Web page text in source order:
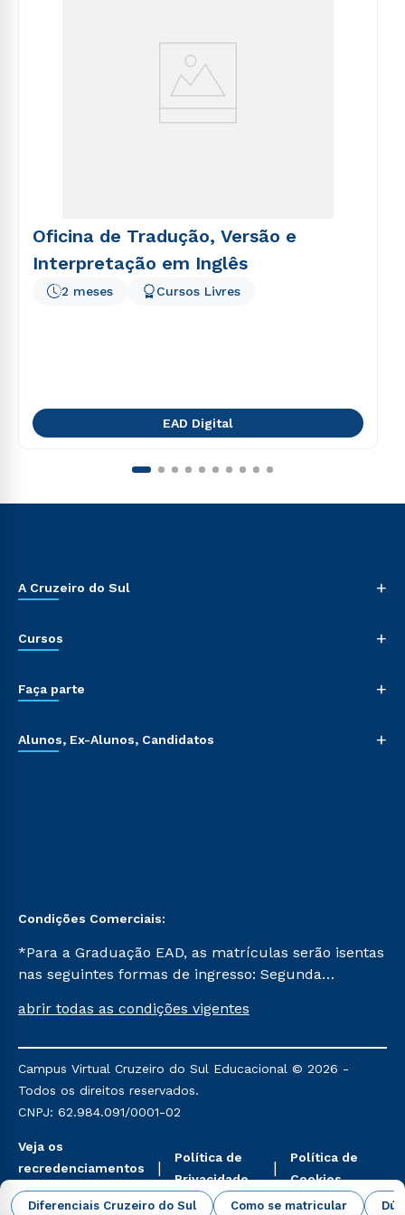
Diferenciais Cruzeiro do Sul Como se matricular
Oficina de Tradução, Versão e
Interpretação em Inglês
2 meses Cursos Livres
EAD Digital
A Cruzeiro do Sul +
Cursos +
Faça parte +
Alunos, Ex-Alunos, Candidatos +
Condições Comerciais:
*Para a Graduação EAD, as matrículas serão isentas
nas seguintes formas de ingresso: Segunda
Já para as demais, a taxa de matrícula será de R$
mencionadas são referentes aos cursos: Ensino
Religioso, Geografia para a Docência e Metodologia
do Ensino de História: Questões Atuais.
abrir todas as condições vigentes
Campus Virtual Cruzeiro do Sul Educacional © 2026 -
Todos os direitos reservados.
CNPJ: 62.984.091/0001-02
Veja os
recredenciamentos
aqui
Política de
Privacidade
Política de
Cookies